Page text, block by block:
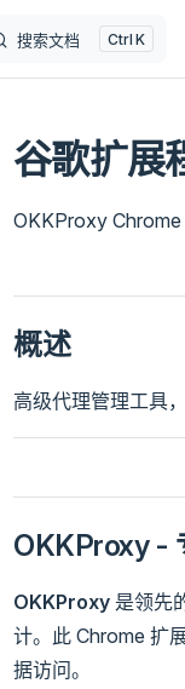
搜索文档 K
谷歌扩展
OKKProxy Chrome
概述
高级代理管理工具
OKKProxy -
OKKProxy 是领先
计。此 Chrome 扩
据访问。